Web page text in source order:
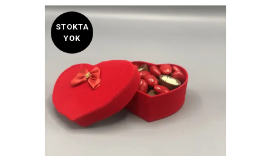
STOKTA
YOK